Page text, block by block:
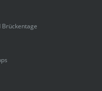
Brückentage